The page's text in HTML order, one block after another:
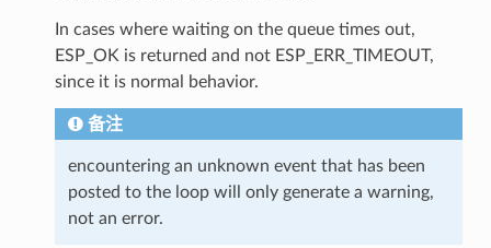
In cases where waiting on the queue times out,
ESP_OK is returned and not ESP_ERR_TIMEOUT,
since it is normal behavior.
备注
encountering an unknown event that has been
posted to the loop will only generate a warning,
not an error.